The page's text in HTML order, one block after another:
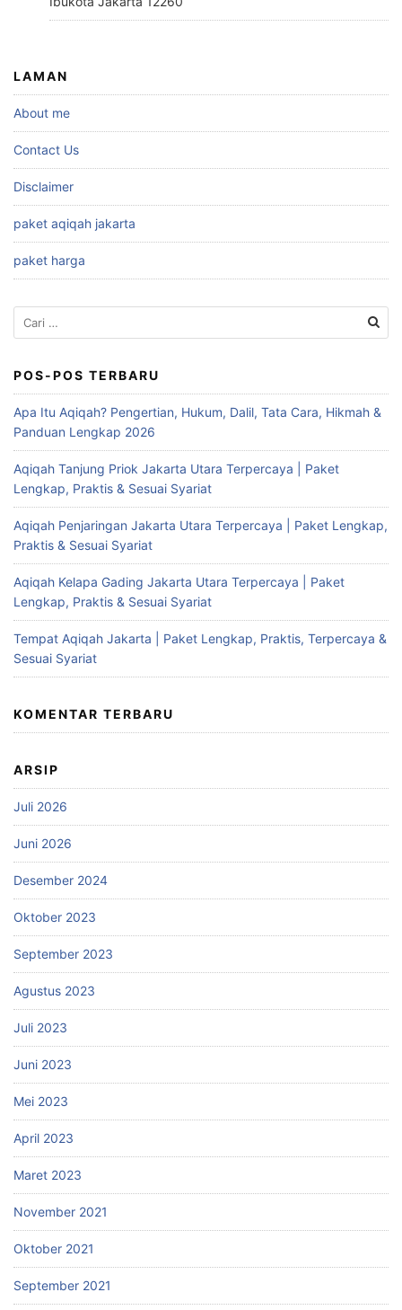
LAMAN
About me
Contact Us
Disclaimer
paket aqiqah jakarta
paket harga
Cari
untuk:
POS-POS TERBARU
Apa Itu Aqiqah? Pengertian, Hukum, Dalil, Tata Cara, Hikmah &
Panduan Lengkap 2026
Aqiqah Tanjung Priok Jakarta Utara Terpercaya | Paket
Lengkap, Praktis & Sesuai Syariat
Aqiqah Penjaringan Jakarta Utara Terpercaya | Paket Lengkap,
Praktis & Sesuai Syariat
Aqiqah Kelapa Gading Jakarta Utara Terpercaya | Paket
Lengkap, Praktis & Sesuai Syariat
Tempat Aqiqah Jakarta | Paket Lengkap, Praktis, Terpercaya &
Sesuai Syariat
KOMENTAR TERBARU
ARSIP
Juli 2026
Juni 2026
Desember 2024
Oktober 2023
September 2023
Agustus 2023
Juli 2023
Juni 2023
Mei 2023
April 2023
Maret 2023
November 2021
Oktober 2021
September 2021